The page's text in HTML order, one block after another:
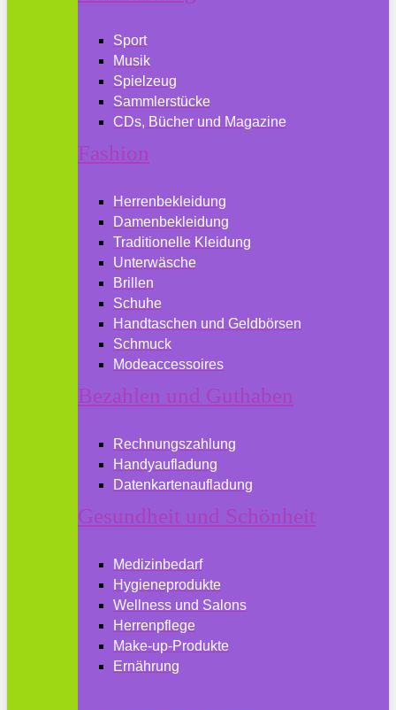
Sport
Musik
Spielzeug
Sammlerstücke
CDs, Bücher und Magazine
Fashion
Herrenbekleidung
Damenbekleidung
Traditionelle Kleidung
Unterwäsche
Brillen
Schuhe
Handtaschen und Geldbörsen
Schmuck
Modeaccessoires
Bezahlen und Guthaben
Rechnungszahlung
Handyaufladung
Datenkartenaufladung
Gesundheit und Schönheit
Medizinbedarf
Hygieneprodukte
Wellness und Salons
Herrenpflege
Make-up-Produkte
Ernährung